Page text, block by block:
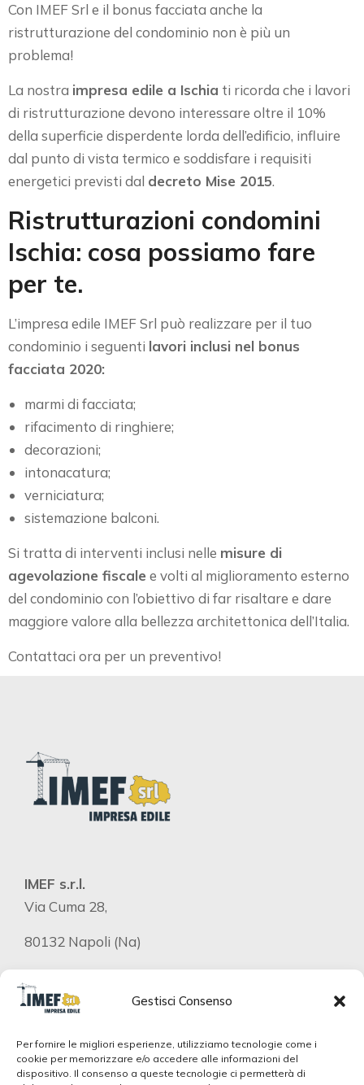
Gestisci Consenso
Per fornire le migliori esperienze, utilizziamo tecnologie come i
cookie per memorizzare e/o accedere alle informazioni del
dispositivo. Il consenso a queste tecnologie ci permetterà di
Con IMEF Srl e il bonus facciata anche la
ristrutturazione del condominio non è più un
problema!
La nostra impresa edile a Ischia ti ricorda che i lavori
di ristrutturazione devono interessare oltre il 10%
della superficie disperdente lorda dell’edificio, influire
dal punto di vista termico e soddisfare i requisiti
energetici previsti dal decreto Mise 2015.
Ristrutturazioni condomini
Ischia: cosa possiamo fare
per te.
L’impresa edile IMEF Srl può realizzare per il tuo
condominio i seguenti lavori inclusi nel bonus
facciata 2020:
marmi di facciata;
rifacimento di ringhiere;
decorazioni;
intonacatura;
verniciatura;
sistemazione balconi.
Si tratta di interventi inclusi nelle misure di
agevolazione fiscale e volti al miglioramento esterno
del condominio con l’obiettivo di far risaltare e dare
maggiore valore alla bellezza architettonica dell’Italia.
Contattaci ora per un preventivo!
IMEF s.r.l.
Via Cuma 28,
80132 Napoli (Na)
+39 347 848 1426